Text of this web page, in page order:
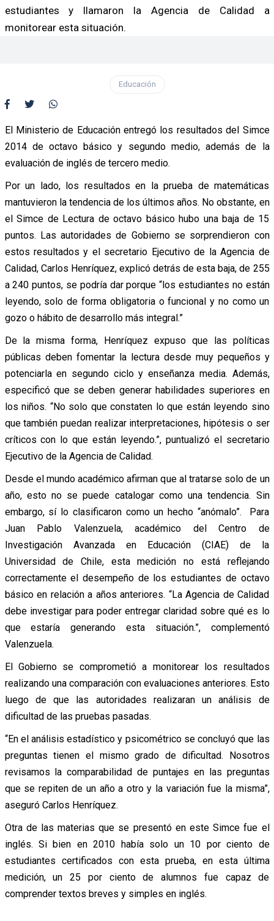
estudiantes y llamaron la Agencia de Calidad a
monitorear esta situación.
Educación
El Ministerio de Educación entregó los resultados del Simce
2014 de octavo básico y segundo medio, además de la
evaluación de inglés de tercero medio.
Por un lado, los resultados en la prueba de matemáticas
mantuvieron la tendencia de los últimos años. No obstante, en
el Simce de Lectura de octavo básico hubo una baja de 15
puntos. Las autoridades de Gobierno se sorprendieron con
estos resultados y el secretario Ejecutivo de la Agencia de
Calidad, Carlos Henríquez, explicó detrás de esta baja, de 255
a 240 puntos, se podría dar porque “los estudiantes no están
leyendo, solo de forma obligatoria o funcional y no como un
gozo o hábito de desarrollo más integral.”
De la misma forma, Henríquez expuso que las políticas
públicas deben fomentar la lectura desde muy pequeños y
potenciarla en segundo ciclo y enseñanza media. Además,
especificó que se deben generar habilidades superiores en
los niños. “No solo que constaten lo que están leyendo sino
que también puedan realizar interpretaciones, hipótesis o ser
críticos con lo que están leyendo.”, puntualizó el secretario
Ejecutivo de la Agencia de Calidad.
Desde el mundo académico afirman que al tratarse solo de un
año, esto no se puede catalogar como una tendencia. Sin
embargo, sí lo clasificaron como un hecho “anómalo”. Para
Juan Pablo Valenzuela, académico del Centro de
Investigación Avanzada en Educación (CIAE) de la
Universidad de Chile, esta medición no está reflejando
correctamente el desempeño de los estudiantes de octavo
básico en relación a años anteriores. “La Agencia de Calidad
debe investigar para poder entregar claridad sobre qué es lo
que estaría generando esta situación.”, complementó
Valenzuela.
El Gobierno se comprometió a monitorear los resultados
realizando una comparación con evaluaciones anteriores. Esto
luego de que las autoridades realizaran un análisis de
dificultad de las pruebas pasadas.
“En el análisis estadístico y psicométrico se concluyó que las
preguntas tienen el mismo grado de dificultad. Nosotros
revisamos la comparabilidad de puntajes en las preguntas
que se repiten de un año a otro y la variación fue la misma”,
aseguró Carlos Henríquez.
Otra de las materias que se presentó en este Simce fue el
inglés. Si bien en 2010 había solo un 10 por ciento de
estudiantes certificados con esta prueba, en esta última
medición, un 25 por ciento de alumnos fue capaz de
comprender textos breves y simples en inglés.